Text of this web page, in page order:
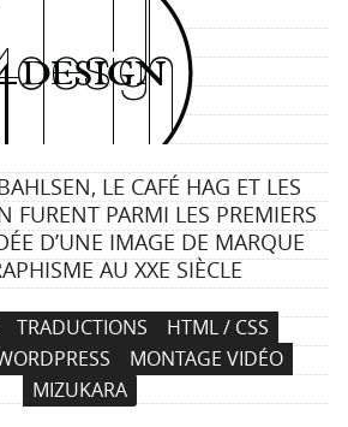
4
d
e
s
i
g
n
LE CAFÉ HAG ET LES
FURENT PARMI LES PREMIERS
D’UNE IMAGE DE MARQUE
AU XXE SIÈCLE
TRADUCTIONS
HTML / CSS
MONTAGE VIDÉO
MIZUKARA